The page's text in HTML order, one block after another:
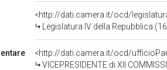
<http://dati.camera.it/ocd/
Legislatura IV della Repubblica
<http://dati.camera.it/ocd/
VICEPRESIDENTE di XII COMMISSIONE